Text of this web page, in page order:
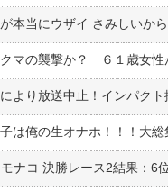
クマの襲撃か？ ６１歳女
より放送中止！インパク
は俺の生オナホ！！！大総
ナコ 決勝レース2結果：6